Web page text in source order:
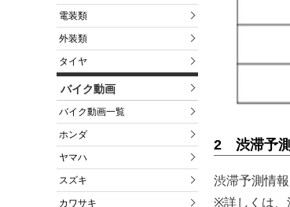
電装類
外装類
タイヤ
バイク動画
バイク動画一覧
ホンダ
ヤマハ
スズキ
カワサキ
2 渋滞予測
渋滞予測情
※詳しくは、